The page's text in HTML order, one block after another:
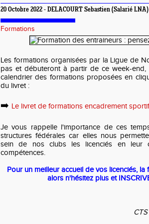
20 Octobre 2022 - DELACOURT Sebastien (Salarié LNA)
Formations
Les formations organisées par la Ligue de
pas et débuteront à partir de ce week-
calendrier des formations proposées en
du livret :
➡️ Le livret de formations encadrement sportif
Je vous rappelle l'importance de ces
structures fédérales car elles nous
sein de nos clubs les licenciés en leur
compétences.
Pour un meilleur accueil de vos licenciés, la
alors n'hésitez plus et